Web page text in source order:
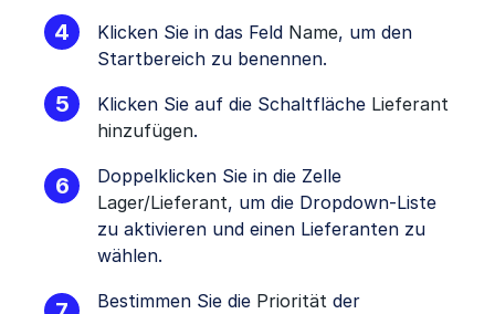
Klicken Sie in das Feld Name, um den
Startbereich zu benennen.
Klicken Sie auf die Schaltfläche Lieferant
hinzufügen.
Doppelklicken Sie in die Zelle
Lager/Lieferant, um die Dropdown-Liste
zu aktivieren und einen Lieferanten zu
wählen.
Bestimmen Sie die Priorität der